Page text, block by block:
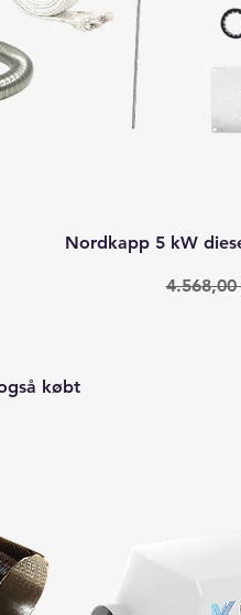
Nordkapp 5 kW
Regulær
4.568,00
købt